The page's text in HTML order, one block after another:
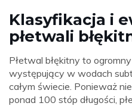
Klasyfikacja i
płetwali
Płetwal błękitny to
występujący w wodach
całym świecie. Ponieważ
ponad 100 stóp długości,